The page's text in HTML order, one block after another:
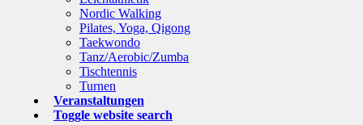
Nordic Walking
Pilates, Yoga, Qigong
Taekwondo
Tanz/Aerobic/Zumba
Tischtennis
Turnen
Veranstaltungen
Toggle website search